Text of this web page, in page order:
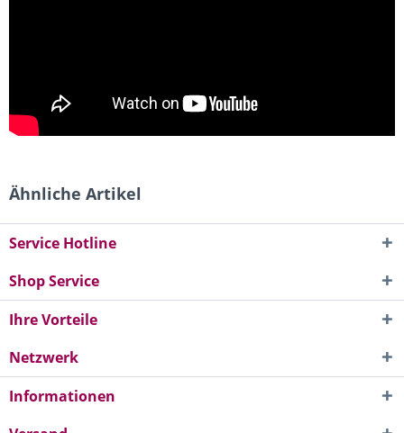
Ähnliche Artikel
Service Hotline
Shop Service
Ihre Vorteile
Netzwerk
Informationen